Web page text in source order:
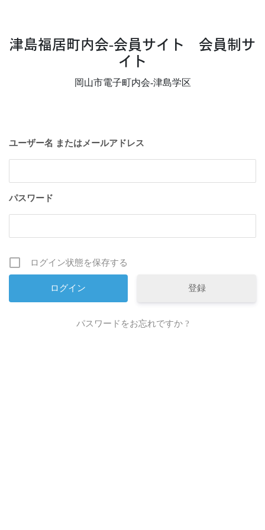
津島福居町内会-会員サイト 会員制サ
イト
岡山市電子町内会-津島学区
ユーザー名 またはメールアドレス
パスワード
ログイン状態を保存する
登録
パスワードをお忘れですか ?